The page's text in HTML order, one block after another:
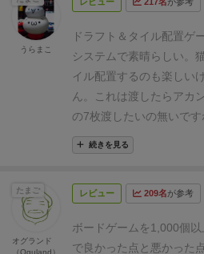
回数は3回程度。2人を2
かった部分が大きく感じ
マイルドになった『パッ
というのも悪くない遊び
本レビューは3月中頃に
筆・修正したものを掲載
ルゲームにない奥深さ、
ています。同時に、難易
っています。大量のテキ
のドラフトは、慣れるま
次々と追加されていく課
り大変。課題カードの点
も悪くも「パズルの楽し
点が多く、簡単に入手で
ックしても購入しないと
ば、以降のラウンドでも
ビアな失点、だいぶ引き
成など、なかなか尖った
ノンリプレイヤーなこと
るゲームが大半のため）
拡大再生産するゲームで
コンボ！とかではなくて
きのめぐり合わせのこれ
を行う。
ドラフト後に手元に残っ
はカードに書かれた数の
カードは捨て札に。その
カードプレイフェイズで
の中央に表向きに、個人
伏せてプレイする。
次に、全員一斉に緑カー
ドラフト＆タイル配置ゲ
システムで素晴らしい。
イル配置するのも楽しい
ん。これは渡したらアカ
の7枚渡したいの無いです
ﾖ」となり、カードドラフ
人やと説明込み40分ぐら
ったけど、区画のマイナ
ぐらいのプレイ時間じゃ
続きを見る
うらまこ
レビュー 209名が参考
ボードゲームを1,000個
で良かった点と悪かった
たまご
オグランド
（Oguland）